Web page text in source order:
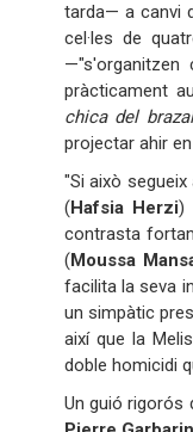
tarda— a canvi
cel·les de
—"s'organitzen
pràcticament
chica del
projectar ahir
"Si això
(Hafsia Herzi)
contrasta
(Moussa
facilita la seva
un simpàtic
així que la
doble homicidi
Un guió rigorós